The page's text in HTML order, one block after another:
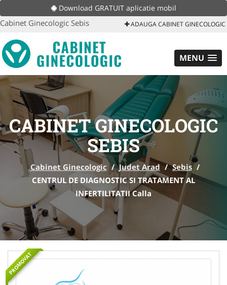
Download GRATUIT aplicatie mobil
Cabinet Ginecologic Sebis ADAUGA CABINET GINECOLOGIC
MENU
CABINET GINECOLOGIC
SEBIS
Cabinet Ginecologic / Judet Arad / Sebis /
CENTRUL DE DIAGNOSTIC SI TRATAMENT AL
INFERTILITATII Calla
PROMOVAT